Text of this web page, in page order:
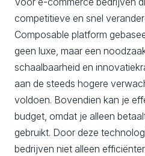
competitieve en snel
Composable platform
geen luxe, maar een
schaalbaarheid en
aan de steeds hogere
voldoen. Bovendien kan je
budget, omdat je alleen
gebruikt. Door deze
bedrijven niet alleen